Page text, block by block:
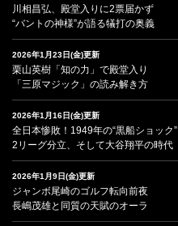
川相昌弘、殿堂入りに2票届かず
“バントの神様”が語る犠打の奥義
2026年1月23日(金)更新
栗山英樹「知の力」で殿堂入り
「三原マジック」の読み解き方
2026年1月16日(金)更新
全日本惨敗！1949年の“黒船ショック”
2リーグ分立、そして大谷翔平の時代
2026年1月9日(金)更新
ジャンボ尾崎のゴルフ転向前夜
長嶋茂雄と同質の天賦のオーラ